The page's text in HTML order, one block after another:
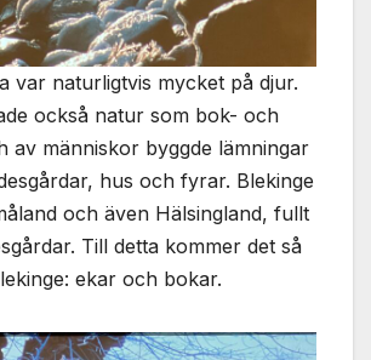
var naturligtvis mycket på djur.
också natur som bok- och
av människor byggde lämningar
hus och fyrar. Blekinge
och även Hälsingland, fullt
Till detta kommer det så
ekar och bokar.
Nödvändiga